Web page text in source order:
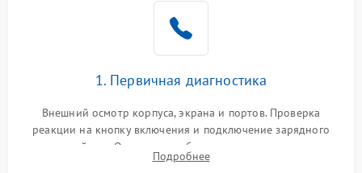
1. Первичная диагностика
Внешний осмотр корпуса, экрана и портов. Проверка
реакции на кнопку включения и подключение зарядного
устройства. Оценка потребления тока с помощью
лабораторного блока питания для локализации проблемы.
Подробнее